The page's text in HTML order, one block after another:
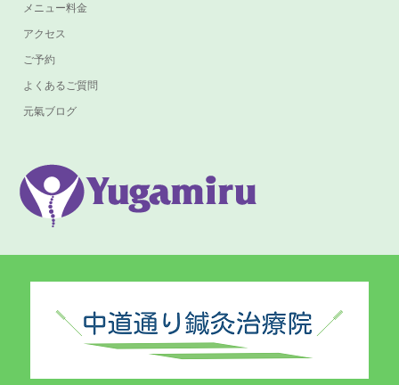
メニュー料金
アクセス
ご予約
よくあるご質問
元氣ブログ